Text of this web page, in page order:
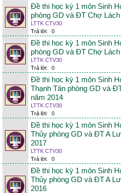
Đề thi học kỳ 1 môn Sinh
phòng GD và ĐT Chợ
LTTK CTV30
Trả lời:
0
Đề thi học kỳ 1 môn Sinh
phòng GD và ĐT Chợ
LTTK CTV30
Trả lời:
0
Đề thi học kỳ 1 môn Sinh
Thạnh Tân phòng GD và
năm 2014
LTTK CTV30
Trả lời:
0
Đề thi học kỳ 1 môn Sinh
Thủy phòng GD và ĐT A
2017
LTTK CTV30
Trả lời:
0
Đề thi học kỳ 1 môn Sinh
Thủy phòng GD và ĐT A
2016